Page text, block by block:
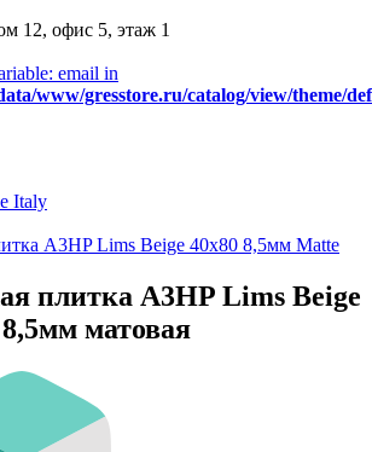
12, офис 5, этаж 1
email in
www/gresstore.ru/catalog/view/theme/
Italy
A3HP Lims Beige 40x80 8,5мм Matte
плитка A3HP Lims Beige
матовая